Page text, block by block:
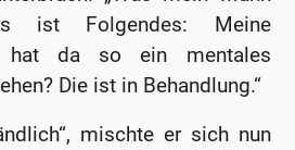
ist Folgendes: Meine
hat da so ein mentales
Die ist in Behandlung.“
mischte er sich nun